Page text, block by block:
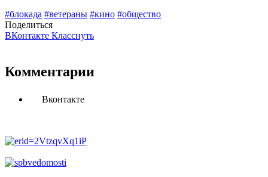
#блокада #ветераны #кино #общество
Поделиться
ВКонтакте Класснуть
Комментарии
Вконтакте